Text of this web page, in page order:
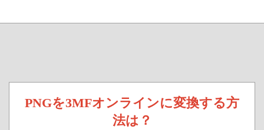
PNGを3MFオンラインに変換する方
法は？